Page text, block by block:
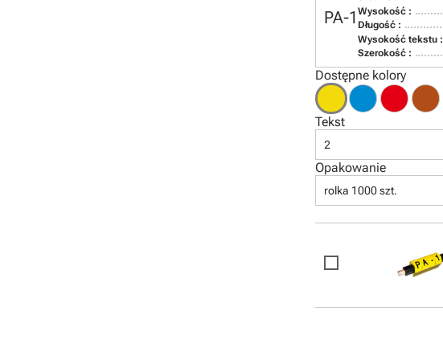
PA-1 Wysokość :
Długość :
Wysokość tekstu :
Szerokość :
Dostępne kolory
Tekst
2
Opakowanie
rolka 1000 szt.